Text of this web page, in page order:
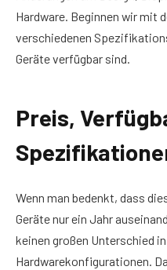
Hardware. Beginnen wir mit
verschiedenen
Geräte verfügbar sind.
Preis,
Wenn man bedenkt, dass
Geräte nur ein Jahr
keinen großen Unterschied
Hardwarekonfigurationen.